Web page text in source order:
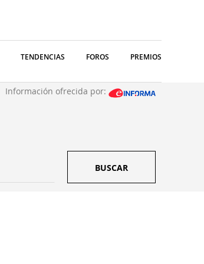
TENDENCIAS FOROS PREMIOS
Información ofrecida por:
BUSCAR